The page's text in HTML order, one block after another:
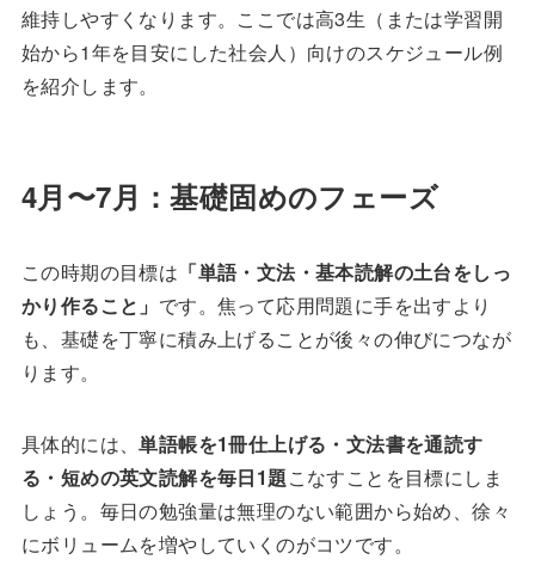
維持しやすくなります。ここでは高3生（または学習開
始から1年を目安にした社会人）向けのスケジュール例
を紹介します。
4月〜7月：基礎固めのフェーズ
この時期の目標は 「単語・文法・基本読解の土台をしっ
かり作ること」 です。焦って応用問題に手を出すより
も、基礎を丁寧に積み上げることが後々の伸びにつなが
ります。
具体的には、単語帳を1冊仕上げる・文法書を通読す
る・短めの英文読解を毎日1題こなすことを目標にしま
しょう。毎日の勉強量は無理のない範囲から始め、徐々
にボリュームを増やしていくのがコツです。